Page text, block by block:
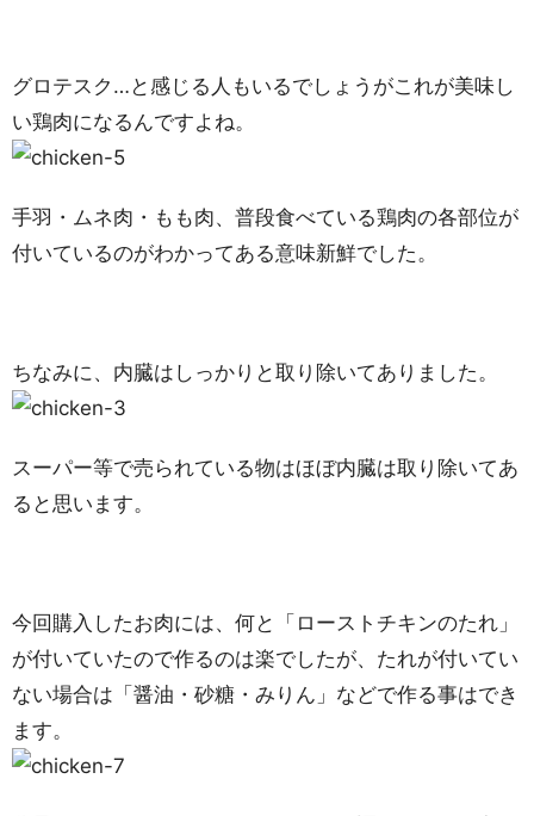
グロテスク…と感じる人もいるでしょうがこれが美味し
い鶏肉になるんですよね。
手羽・ムネ肉・もも肉、普段食べている鶏肉の各部位が
付いているのがわかってある意味新鮮でした。
ちなみに、内臓はしっかりと取り除いてありました。
スーパー等で売られている物はほぼ内臓は取り除いてあ
ると思います。
今回購入したお肉には、何と「ローストチキンのたれ」
が付いていたので作るのは楽でしたが、たれが付いてい
ない場合は「醤油・砂糖・みりん」などで作る事はでき
ます。